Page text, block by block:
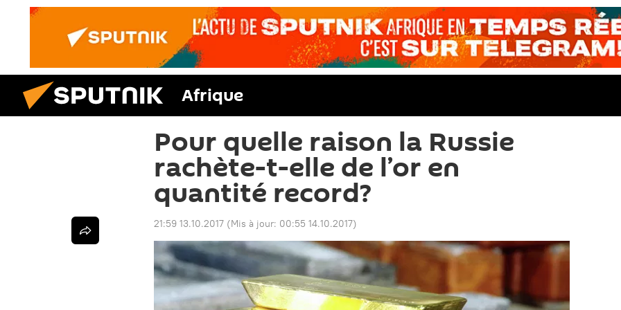
Afrique
Pour quelle raison la Russie
rachète-t-elle de l’or en
quantité record?
21:59 13.10.2017 (Mis à jour: 00:55 14.10.2017)